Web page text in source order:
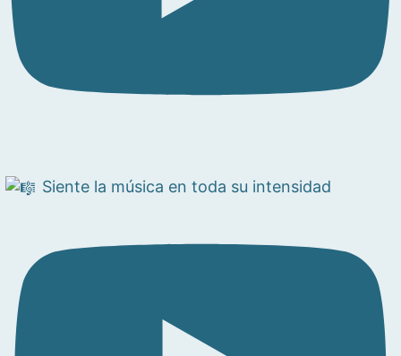
Siente la música en toda su intensidad